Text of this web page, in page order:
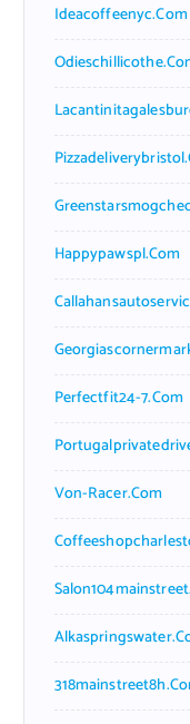
Ideacoffeenyc.com
Happypawspl.com
Perfectfit24-7.com
Von-Racer.com